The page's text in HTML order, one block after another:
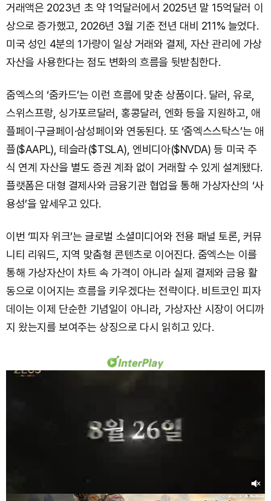
거래액은 2023년 초 약 1억달러에서 2025년 말 15억달러 이
상으로 증가했고, 2026년 3월 기준 전년 대비 211% 늘었다.
미국 성인 4분의 1가량이 일상 거래와 결제, 자산 관리에 가상
자산을 사용한다는 점도 변화의 흐름을 뒷받침한다.
줌엑스의 ‘줌카드’는 이런 흐름에 맞춘 상품이다. 달러, 유로,
스위스프랑, 싱가포르달러, 홍콩달러, 엔화 등을 지원하고, 애
플페이·구글페이·삼성페이와 연동된다. 또 ‘줌엑스스탁스’는 애
플($AAPL), 테슬라($TSLA), 엔비디아($NVDA) 등 미국 주
식 연계 자산을 별도 증권 계좌 없이 거래할 수 있게 설계됐다.
플랫폼은 대형 결제사와 금융기관 협업을 통해 가상자산의 ‘사
용성’을 앞세우고 있다.
이번 ‘피자 위크’는 글로벌 소셜미디어와 전용 패널 토론, 커뮤
니티 리워드, 지역 맞춤형 콘텐츠로 이어진다. 줌엑스는 이를
통해 가상자산이 차트 속 가격이 아니라 실제 결제와 금융 활
동으로 이어지는 흐름을 키우겠다는 전략이다. 비트코인 피자
데이는 이제 단순한 기념일이 아니라, 가상자산 시장이 어디까
지 왔는지를 보여주는 상징으로 다시 읽히고 있다.